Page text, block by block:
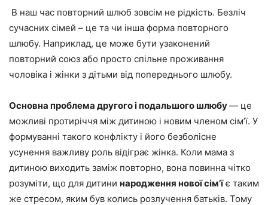
В наш час повторний шлюб зовсім не рідкість. Безліч
сучасних сімей – це та чи інша форма повторного
шлюбу. Наприклад, це може бути узаконений
повторний союз або просто спільне проживання
чоловіка і жінки з дітьми від попереднього шлюбу.
Основна проблема другого і подальшого шлюбу— це
можливі протиріччя між дитиною і новим членом сім’ї. У
формуванні такого конфлікту і його безболісне
усунення важливу роль відіграє жінка. Коли мама з
дитиною виходить заміж повторно, вона повинна чітко
розуміти, що для дитини народження нової сім’їє таким
же стресом, яким був колись розлучення батьків. Тому